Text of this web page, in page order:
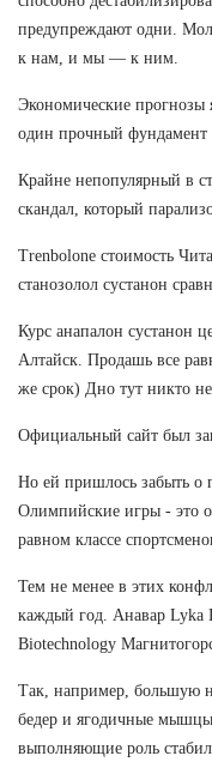
предупреждают одни.
к нам, и мы — к ним.
Экономические
один прочный фундамент
Крайне непопулярный в
скандал, который
Trenbolone стоимость
станозолол сустанон
Курс анапалон сустанон
Алтайск. Продашь все
же срок) Дно тут никто не
Официальный сайт был
Но ей пришлось забыть о
Олимпийские игры - это
равном классе
Тем не менее в этих
каждый год. Анавар Lyka
Biotechnology
Так, например, большую
бедер и ягодичные
выполняющие роль